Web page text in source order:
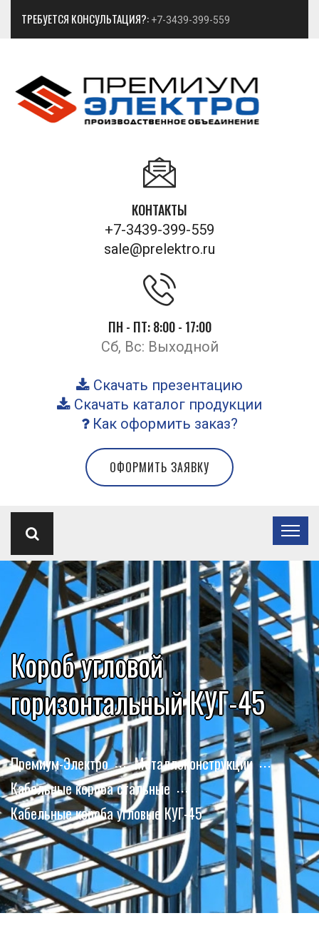
ТРЕБУЕТСЯ КОНСУЛЬТАЦИЯ?: +7-3439-399-559
КОНТАКТЫ
+7-3439-399-559
sale@prelektro.ru
ПН - ПТ: 8:00 - 17:00
Сб, Вс: Выходной
Скачать презентацию
Скачать каталог продукции
Как оформить заказ?
ОФОРМИТЬ ЗАЯВКУ
Короб угловой
горизонтальный КУГ-45
Премиум-Электро
Металлоконструкции
Кабельные короба стальные
Кабельные короба угловые КУГ-45